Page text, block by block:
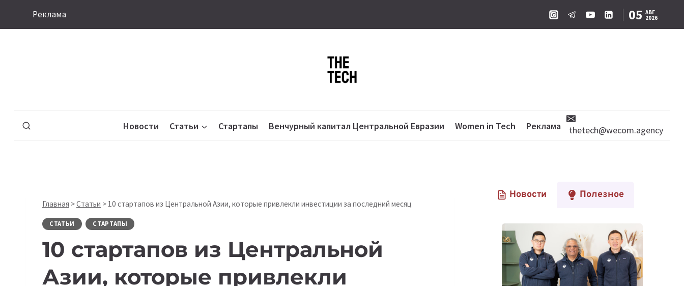
Реклама 05 АВГ
2026
Новости Статьи Стартапы Венчурный капитал Центральной Евразии Women in Tech Реклама thetech@wecom.agency
Главная >Статьи > 10 стартапов из Центральной Азии, которые привлекли инвестиции за последний месяц
СТАТЬИ СТАРТАПЫ
10 стартапов из Центральной
Азии, которые привлекли
Новости Полезное